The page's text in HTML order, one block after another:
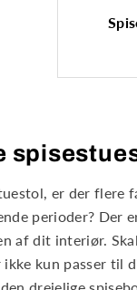
er der
perioder? Der
af dit interiør.
kun passer til